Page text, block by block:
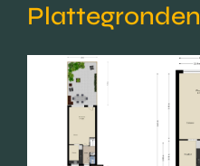
Plattegronden